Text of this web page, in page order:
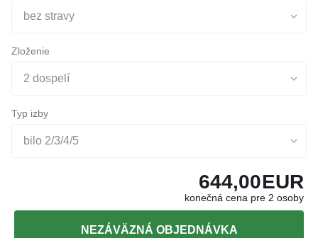
bez stravy
Zloženie
2 dospelí
Typ izby
bilo 2/3/4/5
konečná cena pre 2 osoby
644,00EUR
NEZÁVÄZNÁ OBJEDNÁVKA